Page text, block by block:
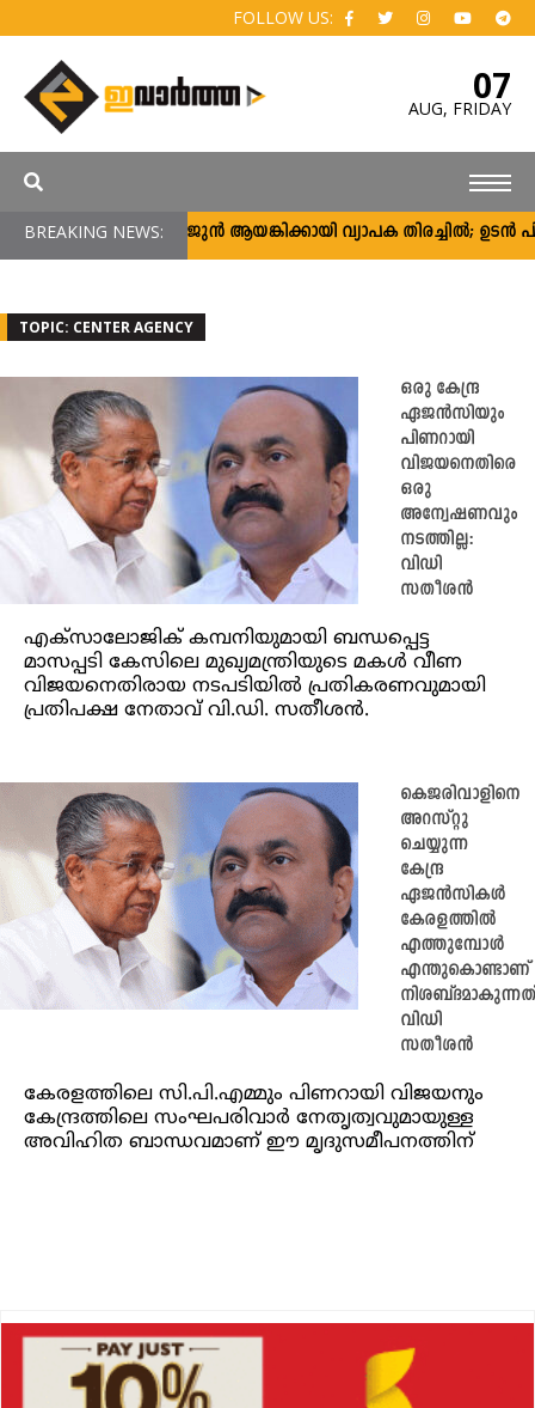
FOLLOW US:
07
AUG, FRIDAY
BREAKING NEWS:അർജുൻ ആയങ്കിക്കായി വ്യാപക തിരച്ചിൽ; ഉടൻ
TOPIC: CENTER AGENCY
ഒരു കേന്ദ്ര
ഏജൻസിയും
പിണറായി
വിജയനെതിരെ
ഒരു
അന്വേഷണവും
നടത്തില്ല:
വിഡി
സതീശൻ
എക്സാലോജിക് കമ്പനിയുമായി ബന്ധപ്പെട്ട
മാസപ്പടി കേസിലെ മുഖ്യമന്ത്രിയുടെ മകൾ വീണ
വിജയനെതിരായ നടപടിയിൽ പ്രതികരണവുമായി
പ്രതിപക്ഷ നേതാവ് വി.ഡി. സതീശൻ.
കെജരിവാളിനെ
അറസ്റ്റു
ചെയ്യുന്ന
കേന്ദ്ര
ഏജൻസികൾ
കേരളത്തിൽ
എത്തുമ്പോൾ
എന്തുകൊണ്ടാണ്
വിഡി
സതീശൻ
കേരളത്തിലെ സി.പി.എമ്മും പിണറായി വിജയനും
കേന്ദ്രത്തിലെ സംഘപരിവാർ നേതൃത്വവുമായുള്ള
അവിഹിത ബാന്ധവമാണ് ഈ മൃദുസമീപനത്തിന്